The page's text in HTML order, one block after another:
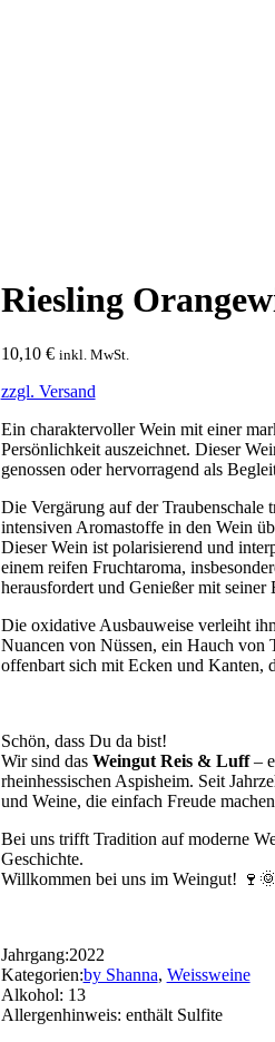
Riesling
10,10 € inkl. MwSt.
zzgl. Versand
Ein charaktervoller Wein mit einer
Persönlichkeit auszeichnet. Dieser
genossen oder hervorragend als
Die Vergärung auf der Traubenschale
intensiven Aromastoffe in den Wein
Dieser Wein ist polarisierend und
einem reifen Fruchtaroma,
herausfordert und Genießer mit
Die oxidative Ausbauweise verleiht
Nuancen von Nüssen, ein Hauch von
offenbart sich mit Ecken und Kanten,
Schön, dass Du da bist!
Wir sind das Weingut Reis & Luff–
rheinhessischen Aspisheim. Seit
und Weine, die einfach Freude
Bei uns trifft Tradition auf moderne
Geschichte.
Willkommen bei uns im Weingut! 🍷🌞
Jahrgang:2022
Kategorien:by Shanna, Weissweine
Alkohol: 13
Allergenhinweis: enthält Sulfite